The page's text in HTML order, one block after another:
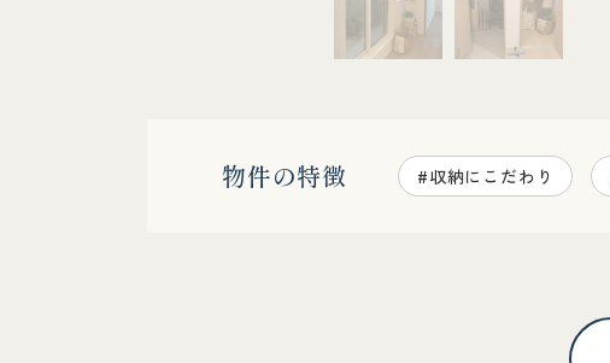
物件の特徴 #収納にこだわり